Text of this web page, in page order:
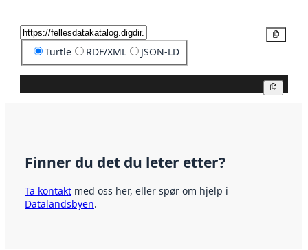
Turtle RDF/XML JSON-LD
Finner du det du leter etter?
Ta kontakt med oss her, eller spør om hjelp i
Datalandsbyen.